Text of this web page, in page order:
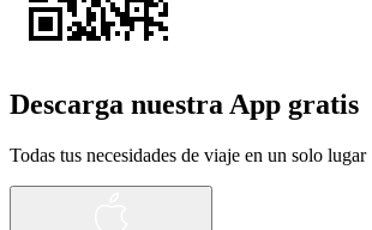
Descarga nuestra App gratis
Todas tus necesidades de viaje en un solo lugar